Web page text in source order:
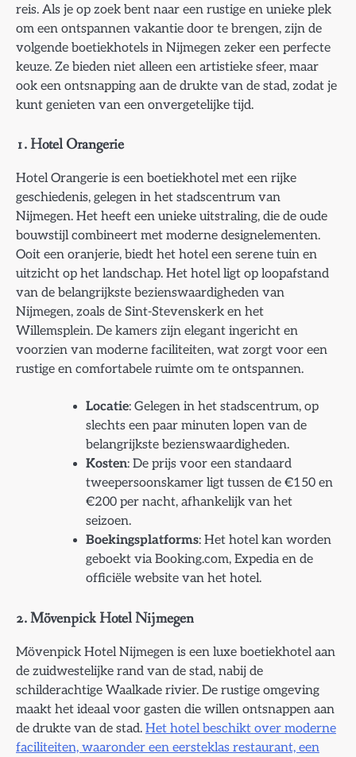
reis. Als je op zoek bent naar een rustige en unieke plek
om een ontspannen vakantie door te brengen, zijn de
volgende boetiekhotels in Nijmegen zeker een perfecte
keuze. Ze bieden niet alleen een artistieke sfeer, maar
ook een ontsnapping aan de drukte van de stad, zodat je
kunt genieten van een onvergetelijke tijd.
1.Hotel Orangerie
Hotel Orangerie is een boetiekhotel met een rijke
geschiedenis, gelegen in het stadscentrum van
Nijmegen. Het heeft een unieke uitstraling, die de oude
bouwstijl combineert met moderne designelementen.
Ooit een oranjerie, biedt het hotel een serene tuin en
uitzicht op het landschap. Het hotel ligt op loopafstand
van de belangrijkste bezienswaardigheden van
Nijmegen, zoals de Sint-Stevenskerk en het
Willemsplein. De kamers zijn elegant ingericht en
voorzien van moderne faciliteiten, wat zorgt voor een
rustige en comfortabele ruimte om te ontspannen.
Locatie: Gelegen in het stadscentrum, op
slechts een paar minuten lopen van de
belangrijkste bezienswaardigheden.
Kosten: De prijs voor een standaard
tweepersoonskamer ligt tussen de €150 en
€200 per nacht, afhankelijk van het
seizoen.
Boekingsplatforms: Het hotel kan worden
geboekt via Booking.com, Expedia en de
officiële website van het hotel.
2.Mövenpick Hotel Nijmegen
Mövenpick Hotel Nijmegen is een luxe boetiekhotel aan
de zuidwestelijke rand van de stad, nabij de
schilderachtige Waalkade rivier. De rustige omgeving
maakt het ideaal voor gasten die willen ontsnappen aan
de drukte van de stad. Het hotel beschikt over moderne
faciliteiten, waaronder een eersteklas restaurant, een